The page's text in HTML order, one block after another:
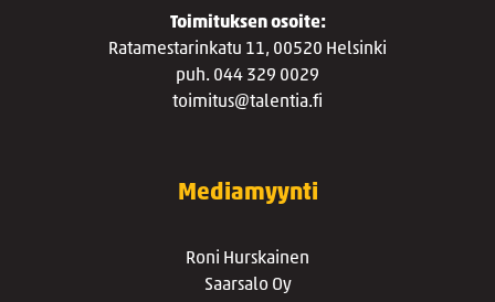
Toimituksen osoite:
Ratamestarinkatu 11, 00520 Helsinki
puh. 044 329 0029
toimitus@talentia.fi
Mediamyynti
Roni Hurskainen
Saarsalo Oy